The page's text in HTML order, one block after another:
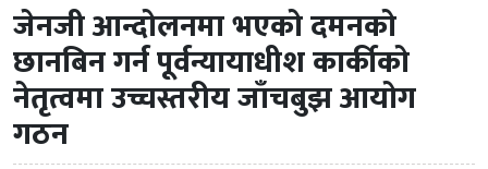
जेनजी आन्दोलनमा भएको दमनको
छानबिन गर्न पूर्वन्यायाधीश कार्कीको
नेतृत्वमा उच्चस्तरीय जाँचबुझ आयोग
गठन